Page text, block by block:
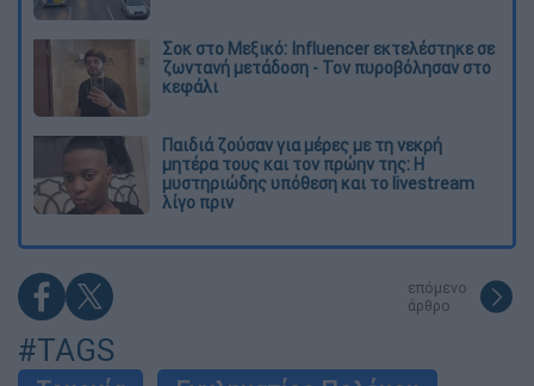
Σοκ στο Μεξικό: Influencer εκτελέστηκε σε
ζωντανή μετάδοση - Τον πυροβόλησαν στο
κεφάλι
Παιδιά ζούσαν για μέρες με τη νεκρή
μητέρα τους και τον πρώην της: Η
μυστηριώδης υπόθεση και το livestream
λίγο πριν
επόμενο
άρθρο
#TAGS